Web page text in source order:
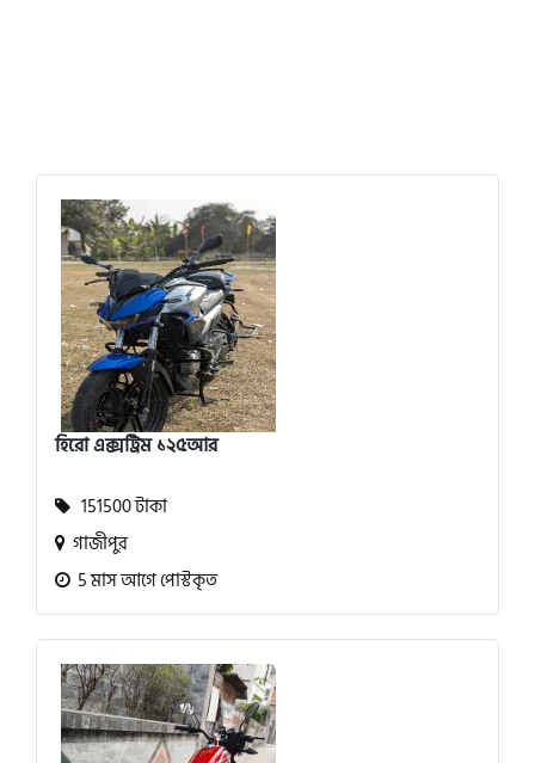
হিরো এক্সট্রিম ১২৫আর
151500 টাকা
গাজীপুর
5 মাস আগে পোস্টকৃত